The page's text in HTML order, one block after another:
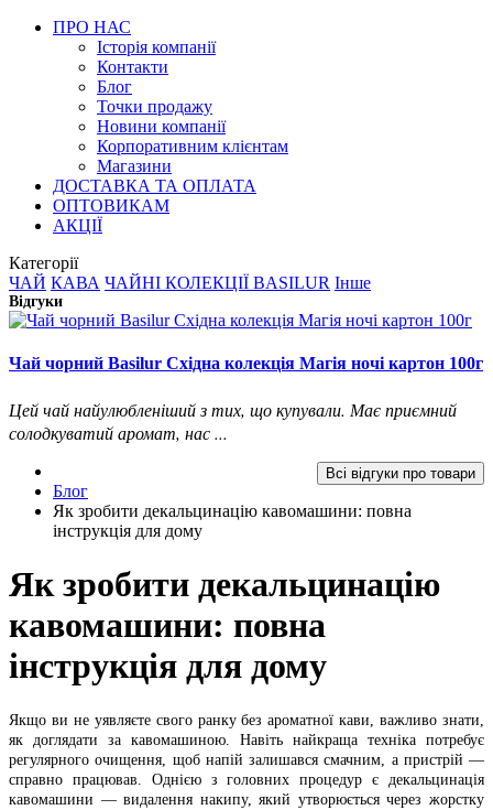
ПРО НАС
Історія компанії
Контакти
Блог
Точки продажу
Новини компанії
Корпоративним клієнтам
Магазини
ДОСТАВКА ТА ОПЛАТА
ОПТОВИКАМ
АКЦІЇ
Категорії
ЧАЙ КАВА ЧАЙНІ КОЛЕКЦІЇ BASILUR Інше
Відгуки
Чай чорний Basilur Східна колекція Магія ночі картон 100г
Цей чай найулюбленіший з тих, що купували. Має приємний
солодкуватий аромат, нас ...
Всі відгуки про товари
Блог
Як зробити декальцинацію кавомашини: повна
інструкція для дому
Як зробити декальцинацію
кавомашини: повна
інструкція для дому
Якщо ви не уявляєте свого ранку без ароматної кави, важливо знати,
як доглядати за кавомашиною. Навіть найкраща техніка потребує
регулярного очищення, щоб напій залишався смачним, а пристрій —
справно працював. Однією з головних процедур є декальцинація
кавомашини — видалення накипу, який утворюється через жорстку